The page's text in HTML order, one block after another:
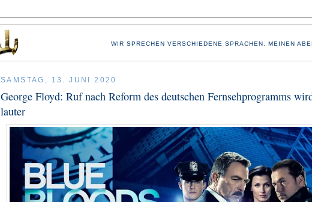
WIR SPRECHEN VERSCHIEDENE SPRACHEN. MEINEN
SAMSTAG, 13. JUNI 2020
George Floyd: Ruf nach Reform des deutschen Fernsehprogramms
lauter